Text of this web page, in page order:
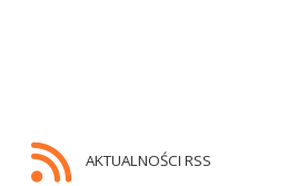
AKTUALNOŚCI RSS